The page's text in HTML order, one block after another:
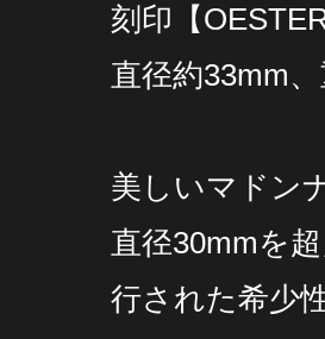
刻印【
直径約33mm
美しいマドン
直径30mmを
行された希少